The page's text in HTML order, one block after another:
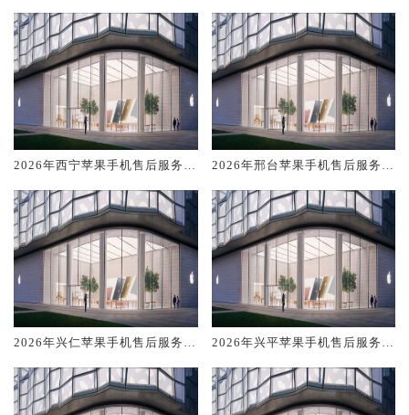
排名对比知名
排名对比知名
2026年西宁苹果手机售后服务维
排名对比知名
2026年邢台苹果手机售后服务维
排名对比知名
2026年兴仁苹果手机售后服务维
排名对比知名
2026年兴平苹果手机售后服务维
排名对比知名